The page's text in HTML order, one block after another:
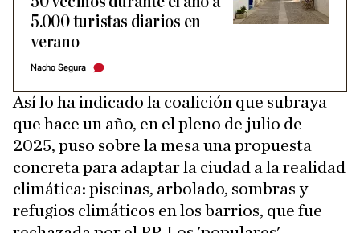
5.000 turistas diarios en
verano
Nacho Segura
Así lo ha indicado la coalición que subraya
que hace un año, en el pleno de julio de
2025, puso sobre la mesa una propuesta
concreta para adaptar la ciudad a la realidad
climática: piscinas, arbolado, sombras y
refugios climáticos en los barrios, que fue